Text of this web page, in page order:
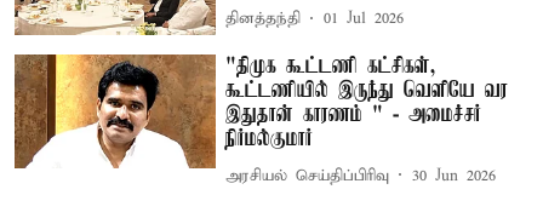
தினத்தந்தி 01 Jul 2026
"திமுக கூட்டணி கட்சிகள்,
கூட்டணியில் இருந்து வெளியே வர
இதுதான் காரணம் " - அமைச்சர்
நிர்மல்குமார்
அரசியல் செய்திப்பிரிவு 30 Jun 2026